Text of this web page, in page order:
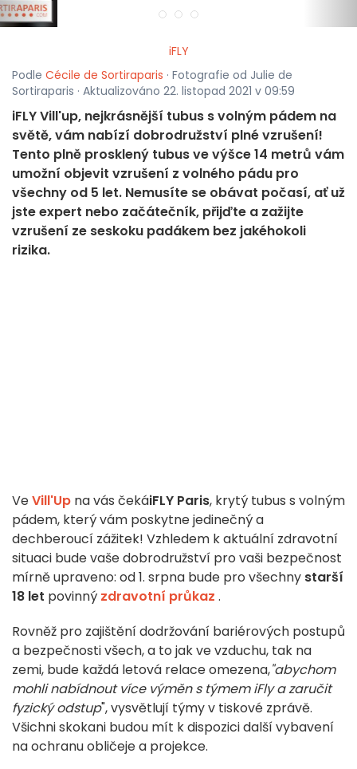
iFLY
Podle Cécile de Sortiraparis · Fotografie od Julie de
Sortiraparis · Aktualizováno 22. listopad 2021 v 09:59
iFLY Vill'up, nejkrásnější tubus s volným pádem na
světě, vám nabízí dobrodružství plné vzrušení!
Tento plně prosklený tubus ve výšce 14 metrů vám
umožní objevit vzrušení z volného pádu pro
všechny od 5 let. Nemusíte se obávat počasí, ať už
jste expert nebo začátečník, přijďte a zažijte
vzrušení ze seskoku padákem bez jakéhokoli
rizika.
VeVill'Up na vás čekáiFLY Paris, krytý tubus s volným
pádem, který vám poskytne jedinečný a
dechberoucí zážitek! Vzhledem k aktuální zdravotní
situaci bude vaše dobrodružství pro vaši bezpečnost
mírně upraveno: od 1. srpna bude pro všechny starší
18 let povinný zdravotní průkaz .
Rovněž pro zajištění dodržování bariérových postupů
a bezpečnosti všech, a to jak ve vzduchu, tak na
zemi, bude každá letová relace omezena,"abychom
mohli nabídnout více výměn s týmem iFly a zaručit
fyzický odstup", vysvětlují týmy v tiskové zprávě.
Všichni skokani budou mít k dispozici další vybavení
na ochranu obličeje a projekce.